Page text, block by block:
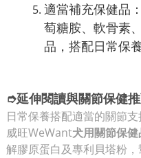
適當補充保健品
萄糖胺、軟骨素
品，搭配日常保
➮延伸閱讀與關節保健
日常保養搭配適當的關節支
威旺WeWant犬用關節保健
解膠原蛋白及專利貝塔粉